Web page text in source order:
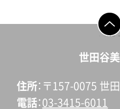
ページの先頭へ戻
世田谷
住所 〒157-0075 世
電話 03-3415-6011